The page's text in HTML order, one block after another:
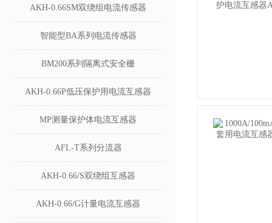
AKH-0.66SM双绕组电流传感器
智能型BA系列电流传感器
BM200系列隔离式安全栅
AKH-0.66P低压保护用电流互感器
MP测量保护体电流互感器
AFL-T系列分流器
AKH-0.66/S双绕组互感器
AKH-0.66/G计量电流互感器